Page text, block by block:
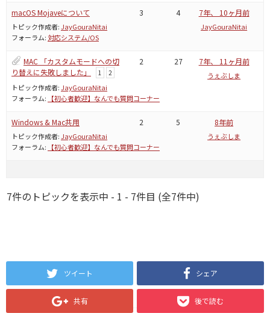
macOS Mojaveについて
トピック作成者:JayGouraNitai
フォーラム: 対応システム/OS
3 4 7年、 10ヶ月前
JayGouraNitai
MAC 「カスタムモードへの切
り替えに失敗しました」
1 2
トピック作成者:JayGouraNitai
フォーラム:
【初心者歓迎】なんでも質問コーナー
2 27 7年、 11ヶ月前
うぇぶしま
Windows & Mac共用
トピック作成者:JayGouraNitai
フォーラム:
【初心者歓迎】なんでも質問コーナー
2 5 8年前
うぇぶしま
7件のトピックを表示中 - 1 - 7件目 (全7件中)
ツイート シェア
共有 後で読む